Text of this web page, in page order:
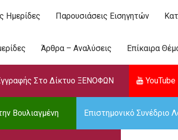
Ημερίδες Παρουσιάσεις Εισηγητών
Άρθρα – Αναλύσεις Επίκαιρα
Στο Δίκτυο ΞΕΝΟΦΩΝ YouTube
Βουλιαγμένη Επιστημονικό Συνέδριο